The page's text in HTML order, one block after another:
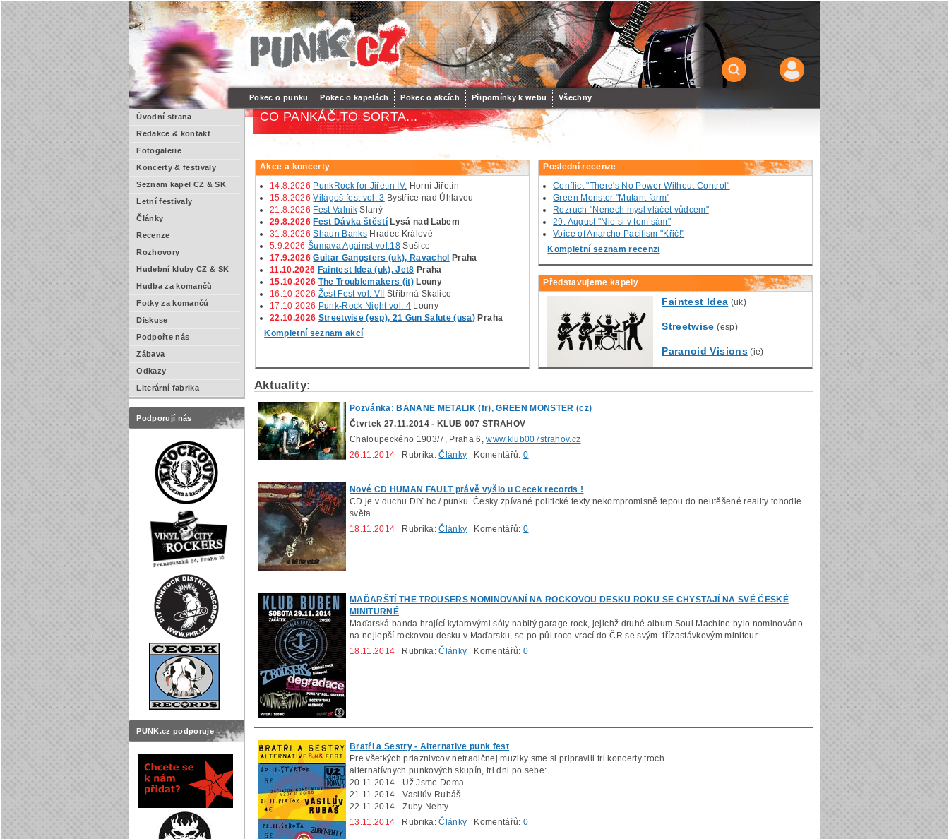
Pokec o punku Pokec o kapelách Pokec o akcích Připomínky k webu Všechny
Úvodní strana
Redakce & kontakt
Fotogalerie
Koncerty & festivaly
Seznam kapel CZ & SK
Letní festivaly
Články
Recenze
Rozhovory
Hudební kluby CZ & SK
Hudba za komančů
Fotky za komančů
Diskuse
Podpořte nás
Zábava
Odkazy
Literární fabrika
Podporují nás
PUNK.cz podporuje
CO PANKÁČ,TO SORTA...
Akce a koncerty
14.8.2026 PunkRock for Jiřetín IV. Horní Jiřetín
15.8.2026 Világoš fest vol. 3 Bystřice nad Úhlavou
21.8.2026 Fest Valník Slaný
29.8.2026 Fest Dávka štěstí Lysá nad Labem
31.8.2026 Shaun Banks Hradec Králové
5.9.2026 Šumava Against vol.18 Sušice
17.9.2026 Guitar Gangsters (uk), Ravachol
Praha
11.10.2026 Faintest Idea (uk), Jet8 Praha
15.10.2026 The Troublemakers (it) Louny
16.10.2026 Žest Fest vol. VII
Stříbrná Skalice
17.10.2026 Punk-Rock Night vol. 4 Louny
22.10.2026 Streetwise (esp), 21 Gun Salute (usa) Praha
Kompletní seznam akcí
Poslední recenze
Conflict "There's No Power Without Control"
Green Monster "Mutant farm"
Rozruch "Nenech mysl vláčet vůdcem"
29. August "Nie si v tom sám"
Voice of Anarcho Pacifism "Křič!"
Kompletní seznam recenzi
Představujeme kapely
Faintest Idea (uk)
Streetwise (esp)
Paranoid Visions(ie)
Aktuality:
Pozvánka: BANANE METALIK (fr), GREEN MONSTER (cz)
Čtvrtek 27.11.2014 - KLUB 007 STRAHOV
Chaloupeckého 1903/7, Praha 6,www.klub007strahov.cz
26.11.2014 Rubrika:Články Komentářů:0
Nové CD HUMAN FAULT právě vyšlo u Cecek records !
CD je v duchu DIY hc / punku. Česky zpívané politické texty nekompromisně tepou do neutěšené reality tohodle
světa.
18.11.2014 Rubrika:Články Komentářů:0
MAĎARŠTÍ THE TROUSERS NOMINOVANÍ NA ROCKOVOU DESKU ROKU SE CHYSTAJÍ NA SVÉ ČESKÉ
MINITURNÉ
Maďarská banda hrající kytarovými sóly nabitý garage rock, jejichž druhé album Soul Machine bylo nominováno
na nejlepší rockovou desku v Maďarsku, se po půl roce vrací do ČR se svým třízastávkovým minitour.
18.11.2014 Rubrika:Články Komentářů:0
Bratři a Sestry - Alternative punk fest
Pre všetkých priaznivcov netradičnej muziky sme si pripravili tri koncerty troch
alternatívnych punkových skupín, tri dni po sebe:
20.11.2014 - Už Jsme Doma
21.11.2014 - Vasilův Rubáš
22.11.2014 - Zuby Nehty
13.11.2014 Rubrika:Články Komentářů:0